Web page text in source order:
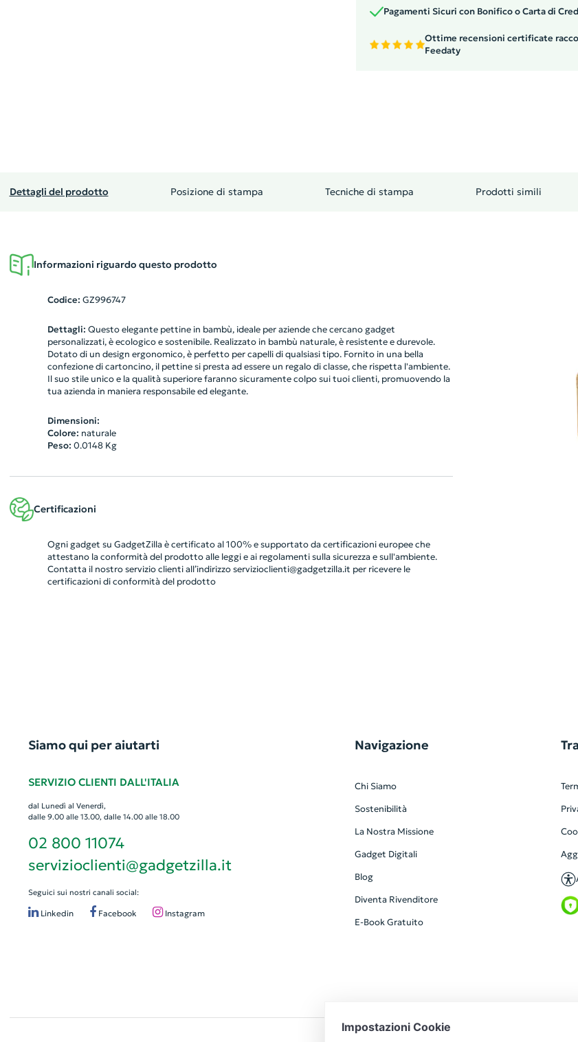
Pagamenti Sicuri con Bonifico o Carta di
Ottime recensioni certificate
Feedaty
Dettagli del prodotto Posizione di stampa Tecniche di stampa Prodotti simili
Informazioni riguardo questo prodotto
Codice: GZ996747
Dettagli: Questo elegante pettine in bambù, ideale per aziende che cercano gadget
personalizzati, è ecologico e sostenibile. Realizzato in bambù naturale, è resistente e durevole.
Dotato di un design ergonomico, è perfetto per capelli di qualsiasi tipo. Fornito in una bella
confezione di cartoncino, il pettine si presta ad essere un regalo di classe, che rispetta l'ambiente.
Il suo stile unico e la qualità superiore faranno sicuramente colpo sui tuoi clienti, promuovendo la
tua azienda in maniera responsabile ed elegante.
Dimensioni:
Colore: naturale
Peso: 0.0148Kg
Certificazioni
Ogni gadget su GadgetZilla è certificato al 100% e supportato da certificazioni europee che
attestano la conformità del prodotto alle leggi e ai regolamenti sulla sicurezza e sull'ambiente.
Contatta il nostro servizio clienti all’indirizzo servizioclienti@gadgetzilla.it per ricevere le
certificazioni di conformità del prodotto
Siamo qui per aiutarti
SERVIZIO CLIENTI DALL'ITALIA
dal Lunedì al Venerdì,
dalle 9.00 alle 13.00, dalle 14.00 alle 18.00
02 800 11074
servizioclienti@gadgetzilla.it
Seguici sui nostri canali social:
Linkedin Facebook Instagram
Navigazione
Chi Siamo
Sostenibilità
La Nostra Missione
Gadget Digitali
Blog
Diventa Rivenditore
E-Book Gratuito